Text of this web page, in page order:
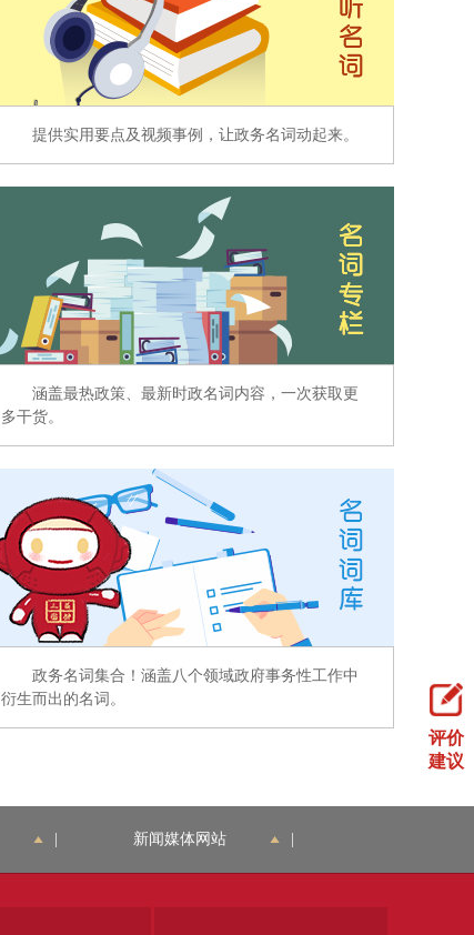
提供实用要点及视频事例，让政务名词动起来。
涵盖最热政策、最新时政名词内容，一次获取更
多干货。
政务名词集合！涵盖八个领域政府事务性工作中
衍生而出的名词。
评价
建议
新闻媒体网站